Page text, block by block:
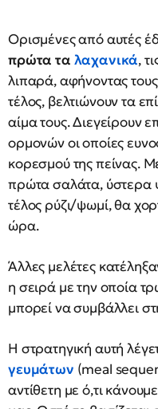
Ορισμένες από αυτές
πρώτα τα λαχανικά,
λιπαρά, αφήνοντας
τέλος, βελτιώνουν τα
αίμα τους. Διεγείρουν
ορμονών οι οποίες
κορεσμού της πείνας.
πρώτα σαλάτα, ύστερα
τέλος ρύζι/ψωμί, θα
ώρα.
Άλλες μελέτες
η σειρά με την οποία
μπορεί να συμβάλλει
Η στρατηγική αυτή
γευμάτων (meal
αντίθετη με ό,τι